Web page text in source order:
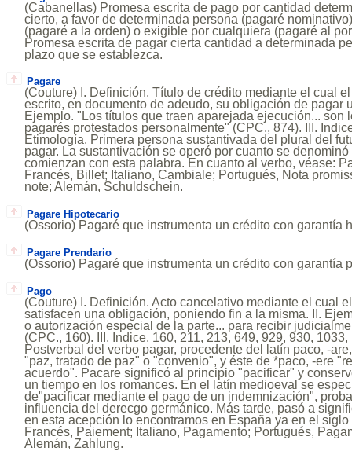
(Cabanellas) Promesa escrita de pago por cantidad
cierto, a favor de determinada persona (pagaré
(pagaré a la orden) o exigible por cualquiera (pagaré al
Promesa escrita de pagar cierta cantidad a determinada
plazo que se establezca.
Pagare
(Couture) I. Definición. Título de crédito mediante el cual
escrito, en documento de adeudo, su obligación de pagar
Ejemplo. "Los títulos que traen aparejada ejecución... son
pagarés protestados personalmente" (CPC., 874). III.
Etimología. Primera persona sustantivada del plural del
pagar. La sustantivación se operó por cuanto se
comienzan con esta palabra. En cuanto al verbo, véase:
Francés, Billet; Italiano, Cambiale; Portugués, Nota
note; Alemán, Schuldschein.
Pagare Hipotecario
(Ossorio) Pagaré que instrumenta un crédito con garantía
Pagare Prendario
(Ossorio) Pagaré que instrumenta un crédito con garantía
Pago
(Couture) I. Definición. Acto cancelativo mediante el cual
satisfacen una obligación, poniendo fin a la misma. II.
o autorización especial de la parte... para recibir
(CPC., 160). III. Indice. 160, 211, 213, 649, 929, 930,
Postverbal del verbo pagar, procedente del latín paco, -
"paz, tratado de paz" o "convenio", y éste de *paco, -ere
acuerdo". Pacare significó al principio "pacificar" y
un tiempo en los romances. En el latín medioeval se
de"pacificar mediante el pago de un indemnización",
influencia del derecgo germánico. Más tarde, pasó a
en esta acepción lo encontramos en España ya en el siglo
Francés, Paiement; Italiano, Pagamento; Portugués,
Alemán, Zahlung.